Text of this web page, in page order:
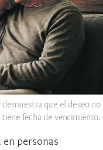
demuestra que el deseo no
tiene fecha de vencimiento.
personas